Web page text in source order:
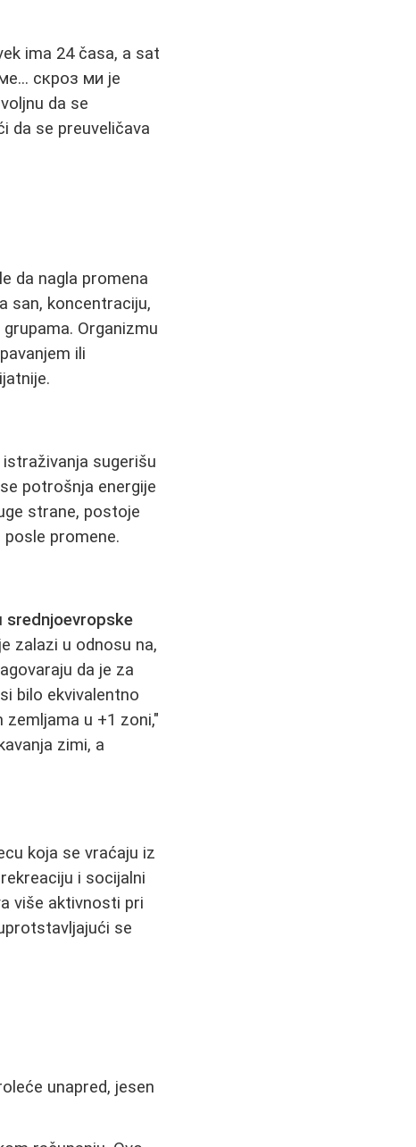
ima 24 časa, a sat
скроз ми је
da se
da se preuveličava
da nagla promena
san, koncentraciju,
Organizmu
ili
sugerišu
potrošnja energije
strane, postoje
promene.
srednjoevropske
zalazi u odnosu na,
da je za
bilo ekvivalentno
u +1 zoni,"
zimi, a
koja se vraćaju iz
i socijalni
više aktivnosti pri
se
unapred, jesen